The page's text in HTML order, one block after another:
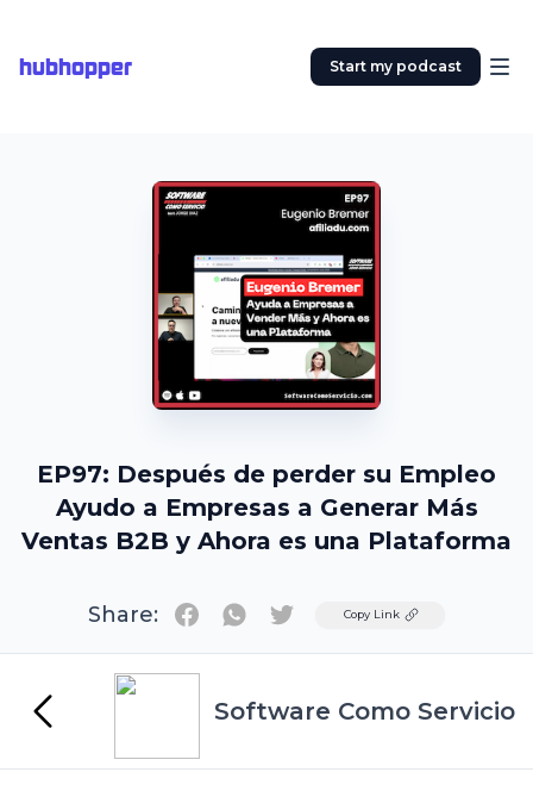
hubhopper Start my podcast
EP97: Después de perder su Empleo
Ayudo a Empresas a Generar Más
Ventas B2B y Ahora es una Plataforma
Share: TwitterCopy Link
Software Como Servicio